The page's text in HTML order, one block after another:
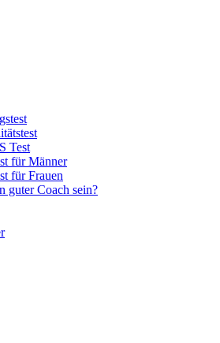
Test
für Männer
für Frauen
guter Coach sein?